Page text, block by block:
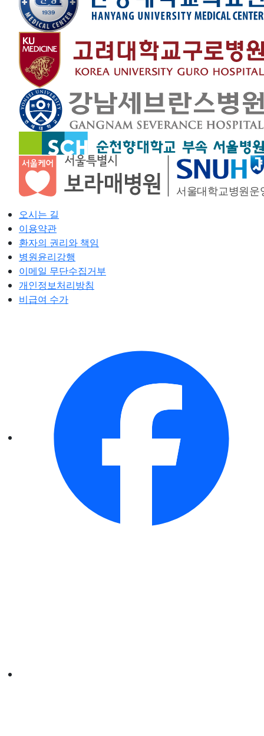
오시는 길
이용약관
환자의 권리와 책임
병원윤리강행
이메일 무단수집거부
개인정보처리방침
비급여 수가